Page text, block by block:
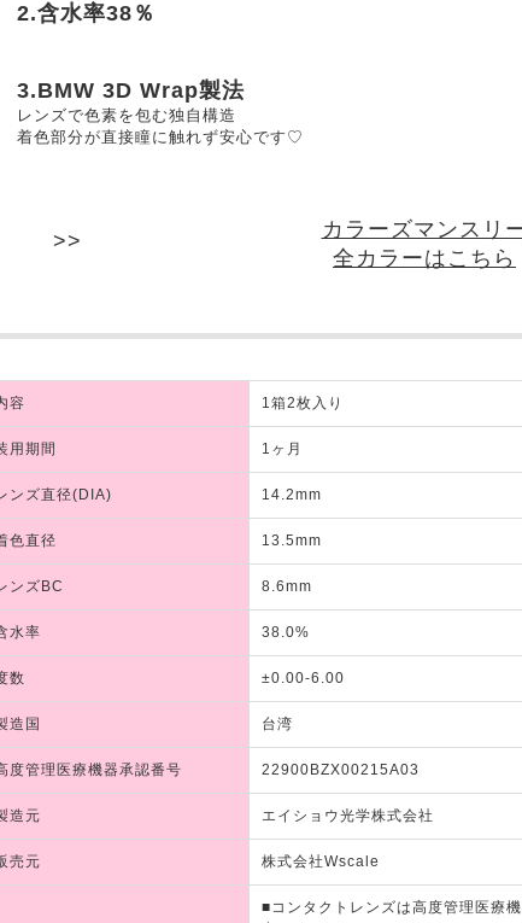
2.含水率38％
3.BMW 3D Wrap製法
レンズで色素を包む独自構造
着色部分が直接瞳に触れず安心です♡
カラーズマンスリ
全カラーはこちら
容 1箱2枚入り
用期間 1ヶ月
ンズ直径(DIA) 14.2mm
色直径 13.5mm
ンズBC 8.6mm
水率 38.0%
数 ±0.00-6.00
造国 台湾
度管理医療機器承認番号 22900BZX00215A03
造元 エイショウ光学株式会社
売元 株式会社Wscale
■コンタクトレンズは高度管理医療